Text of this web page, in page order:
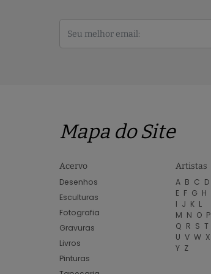
Mapa do Site
Acervo
Desenhos
Esculturas
Fotografia
Gravuras
Livros
Pinturas
Artistas
A B C D
E F G H
I J K L
M N O P
Q R S T
U V W X
Y Z